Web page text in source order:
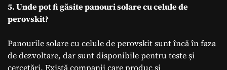
5. Unde pot fi găsite panouri solare cu celule de
perovskit?
Panourile solare cu celule de perovskit sunt încă în faza
de dezvoltare, dar sunt disponibile pentru teste și
cercetări. Există companii care produc și